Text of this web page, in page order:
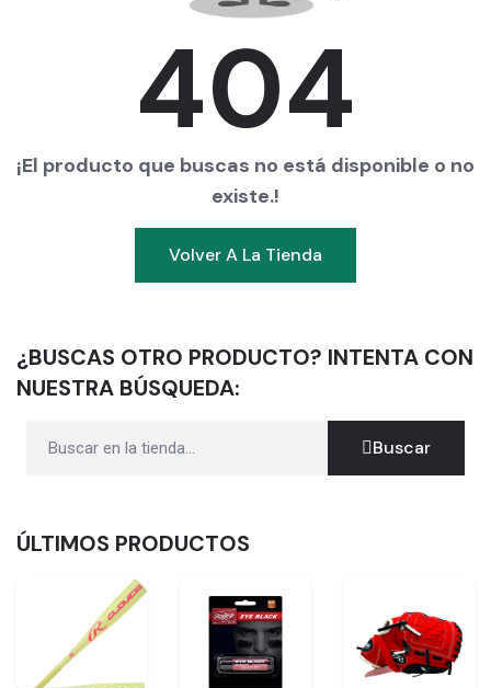
404
¡El producto que buscas no está disponible o no
existe.!
Volver A La Tienda
¿BUSCAS OTRO PRODUCTO? INTENTA CON
NUESTRA BÚSQUEDA:
Buscar
ÚLTIMOS PRODUCTOS